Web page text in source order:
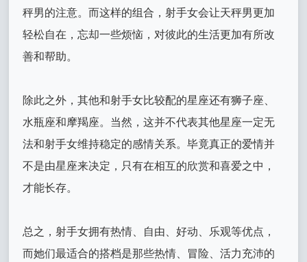
秤男的注意。而这样的组合，射手女会让天秤男更加
轻松自在，忘却一些烦恼，对彼此的生活更加有所改
善和帮助。
除此之外，其他和射手女比较配的星座还有狮子座、
水瓶座和摩羯座。当然，这并不代表其他星座一定无
法和射手女维持稳定的感情关系。毕竟真正的爱情并
不是由星座来决定，只有在相互的欣赏和喜爱之中，
才能长存。
总之，射手女拥有热情、自由、好动、乐观等优点，
而她们最适合的搭档是那些热情、冒险、活力充沛的